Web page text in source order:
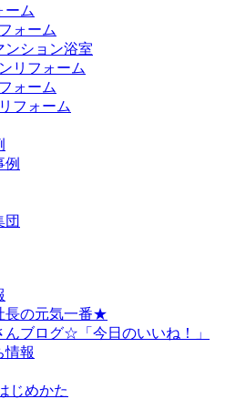
ーム
ォーム
ンション浴室
リフォーム
ォーム
フォーム
例
団
長の元気一番★
んブログ☆「今日のいいね！」
情報
じめかた